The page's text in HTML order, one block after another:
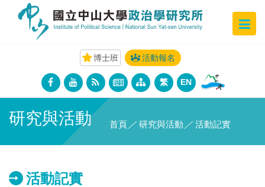
博士班 活動報名
繁 EN
研究與活動 首頁 ／ 研究與活動 ／ 活動記實
活動記實